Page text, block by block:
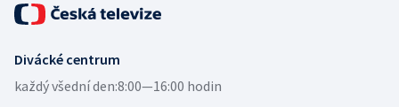
Divácké centrum
každý všední den:8:00—16:00 hodin